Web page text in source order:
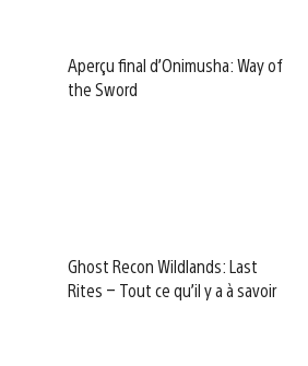
Aperçu final d’Onimusha: Way of
the Sword
Ghost Recon Wildlands: Last
Rites – Tout ce qu’il y a à savoir